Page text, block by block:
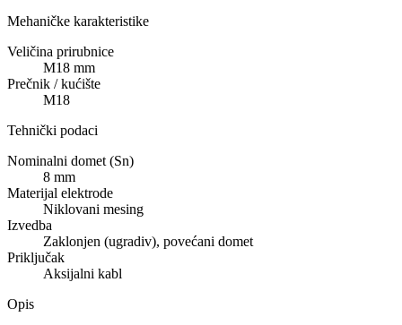
Mehaničke karakteristike
Veličina prirubnice
M18 mm
Prečnik / kućište
M18
Tehnički podaci
Nominalni domet (Sn)
8 mm
Materijal elektrode
Niklovani mesing
Izvedba
Zaklonjen (ugradiv), povećani domet
Priključak
Aksijalni kabl
Opis